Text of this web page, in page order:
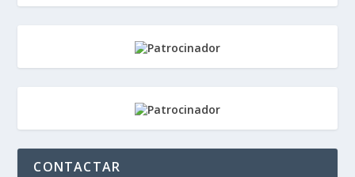
CONTACTAR